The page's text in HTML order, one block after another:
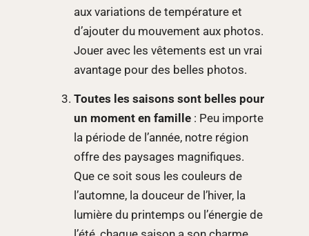
aux variations de température et
d’ajouter du mouvement aux photos.
Jouer avec les vêtements est un vrai
avantage pour des belles photos.
Toutes les saisons sont belles pour
un moment en famille: Peu importe
la période de l’année, notre région
offre des paysages magnifiques.
Que ce soit sous les couleurs de
l’automne, la douceur de l’hiver, la
lumière du printemps ou l’énergie de